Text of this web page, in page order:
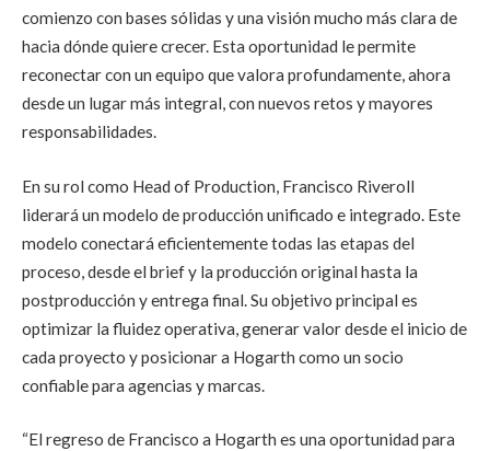
comienzo con bases sólidas y una visión mucho más clara de
hacia dónde quiere crecer. Esta oportunidad le permite
reconectar con un equipo que valora profundamente, ahora
desde un lugar más integral, con nuevos retos y mayores
responsabilidades.
En su rol como Head of Production, Francisco Riveroll
liderará un modelo de producción unificado e integrado. Este
modelo conectará eficientemente todas las etapas del
proceso, desde el brief y la producción original hasta la
postproducción y entrega final. Su objetivo principal es
optimizar la fluidez operativa, generar valor desde el inicio de
cada proyecto y posicionar a Hogarth como un socio
confiable para agencias y marcas.
“El regreso de Francisco a Hogarth es una oportunidad para